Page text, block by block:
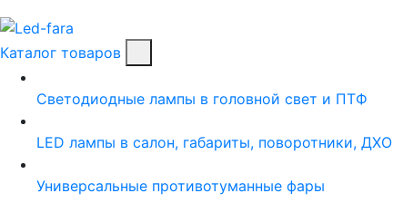
Каталог товаров
Светодиодные лампы в головной свет и ПТФ
LED лампы в салон, габариты, поворотники, ДХО
Универсальные противотуманные фары